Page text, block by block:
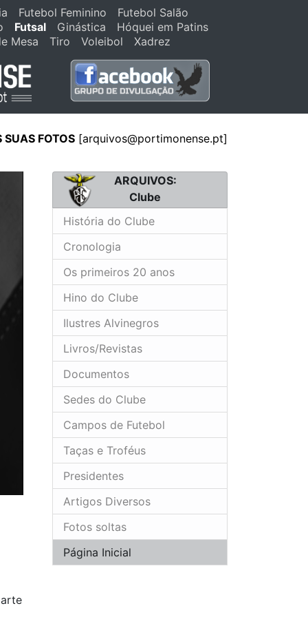
Futebol Feminino
Futebol Salão
Futsal Ginástica
Hóquei em Patins
Mesa
Tiro Voleibol Xadrez
SUAS FOTOS [arquivos@portimonense.pt]
ARQUIVOS:
Clube
História do Clube
Cronologia
Os primeiros 20 anos
Hino do Clube
Ilustres Alvinegros
Livros/Revistas
Documentos
Sedes do Clube
Campos de Futebol
Taças e Troféus
Presidentes
Artigos Diversos
Fotos soltas
Página Inicial